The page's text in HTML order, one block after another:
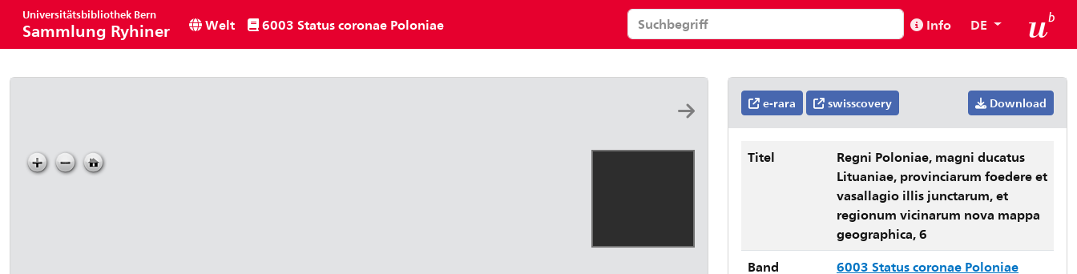
Universitätsbibliothek Bern
Sammlung Ryhiner Welt 6003 Status coronae Poloniae Info DE
e-rara swisscovery Download
Titel
Regni Poloniae, magni ducatus
Lituaniae, provinciarum foedere et
vasallagio illis junctarum, et
regionum vicinarum nova mappa
geographica, 6
Band
6003 Status coronae Poloniae